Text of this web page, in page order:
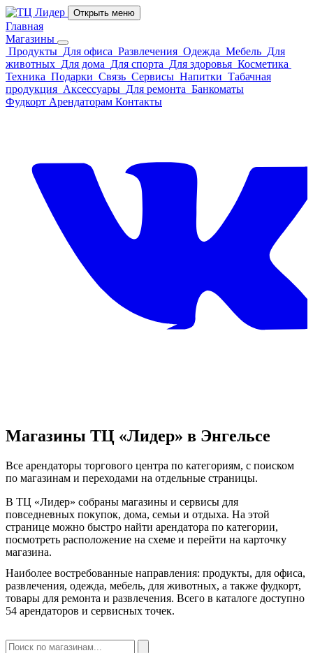
Открыть меню
Главная
Магазины
Продукты Для офиса Развлечения Одежда Мебель Для
животных Для дома Для спорта Для здоровья Косметика
Техника Подарки Связь Сервисы Напитки Табачная
продукция Аксессуары Для ремонта Банкоматы
Фудкорт Арендаторам Контакты
Магазины ТЦ «Лидер» в Энгельсе
Все арендаторы торгового центра по категориям, с поиском
по магазинам и переходами на отдельные страницы.
В ТЦ «Лидер» собраны магазины и сервисы для
повседневных покупок, дома, семьи и отдыха. На этой
странице можно быстро найти арендатора по категории,
посмотреть расположение на схеме и перейти на карточку
магазина.
Наиболее востребованные направления: продукты, для офиса,
развлечения, одежда, мебель, для животных, а также фудкорт,
товары для ремонта и развлечения. Всего в каталоге доступно
54 арендаторов и сервисных точек.